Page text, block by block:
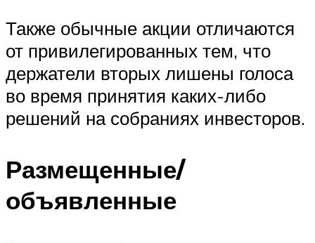
Также обычные акции отличаются
от привилегированных тем, что
держатели вторых лишены голоса
во время принятия каких-либо
решений на собраниях инвесторов.
Размещенные/
объявленные